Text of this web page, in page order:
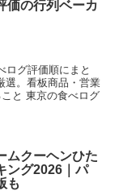
価の行列ベーカ
ログ評価順にまと
選。看板商品・営業
と 東京の食べログ
ムクーヘンひた
ング2026｜パ
も